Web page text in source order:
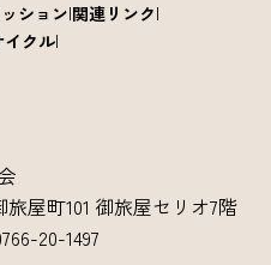
ション 関連リンク
イクル
屋町101 御旅屋セリオ7階
20-1497